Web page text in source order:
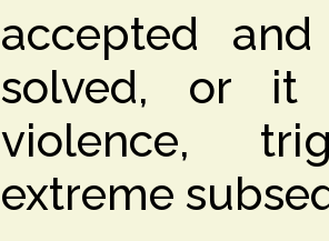
accepted
solved, or it
violence,
extreme